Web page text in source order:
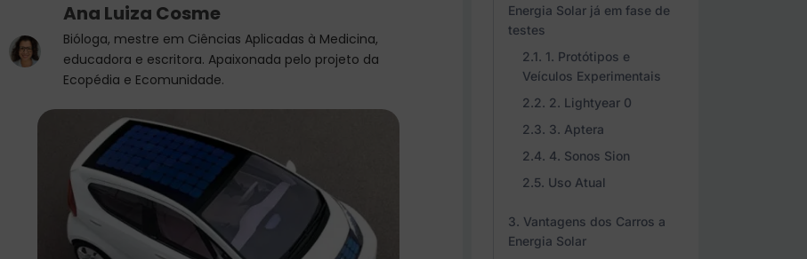
Ana Luiza Cosme
Bióloga, mestre em Ciências Aplicadas à Medicina,
educadora e escritora. Apaixonada pelo projeto da
Ecopédia e Ecomunidade.
Energia Solar já em fase de
testes
1. Protótipos e
Veículos Experimentais
2. Lightyear 0
3. Aptera
4. Sonos Sion
Uso Atual
Vantagens dos Carros a
Energia Solar